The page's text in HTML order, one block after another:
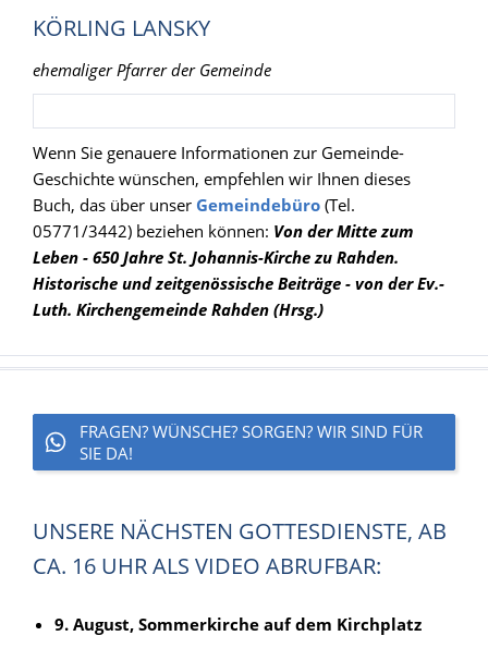
KÖRLING LANSKY
ehemaliger Pfarrer der Gemeinde
Wenn Sie genauere Informationen zur Gemeinde-
Geschichte wünschen, empfehlen wir Ihnen dieses
Buch, das über unser Gemeindebüro (Tel.
05771/3442) beziehen können: Von der Mitte zum
Leben - 650 Jahre St. Johannis-Kirche zu Rahden.
Historische und zeitgenössische Beiträge - von der Ev.-
Luth. Kirchengemeinde Rahden (Hrsg.)
FRAGEN? WÜNSCHE? SORGEN? WIR SIND FÜR
SIE DA!
UNSERE NÄCHSTEN GOTTESDIENSTE, AB
CA. 16 UHR ALS VIDEO ABRUFBAR:
9. August, Sommerkirche auf dem Kirchplatz